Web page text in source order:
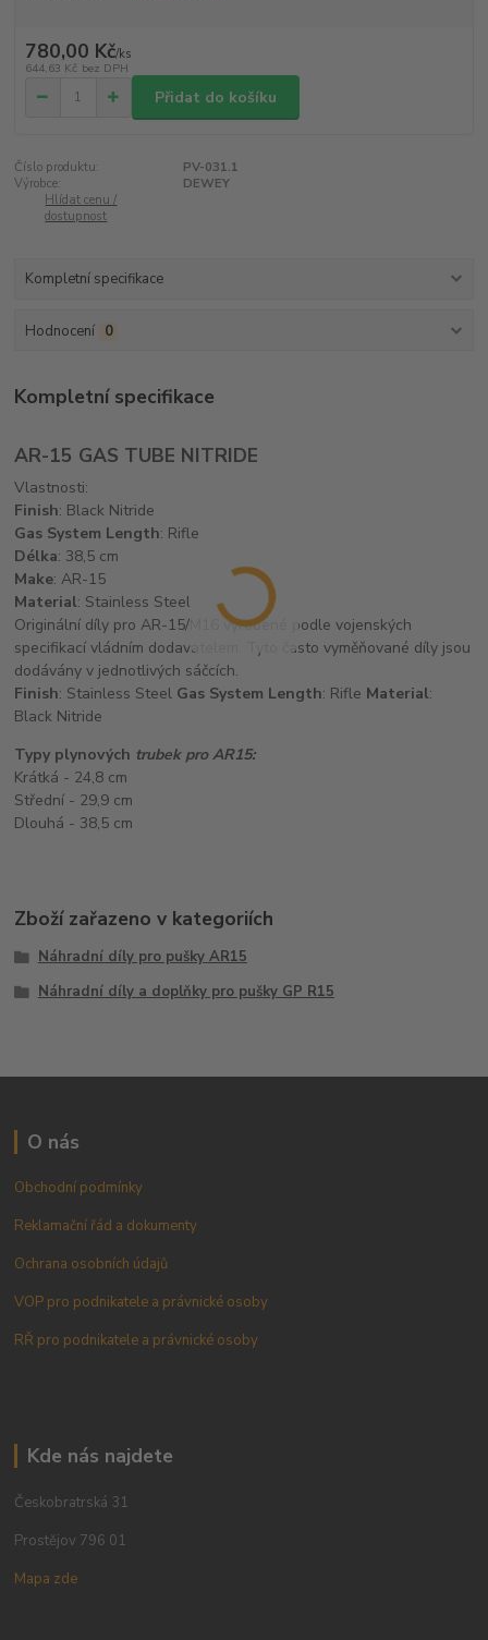
780,00 Kč/ks
644,63 Kč bez DPH
Přidat do košíku
Číslo produktu:
PV-031.1
Výrobce:
DEWEY
Hlídat cenu /
dostupnost
Kompletní specifikace
Hodnocení 0
Kompletní specifikace
AR-15 GAS TUBE NITRIDE
Vlastnosti:
Finish: Black Nitride
Gas System Length: Rifle
Délka: 38,5 cm
Make: AR-15
Material: Stainless Steel
Originální díly pro AR-15/M16 vyrobené podle vojenských
specifikací vládním dodavatelem. Tyto často vyměňované díly jsou
dodávány v jednotlivých sáčcích.
Finish: Stainless Steel Gas System Length: Rifle Material:
Black Nitride
Typy plynových trubek pro AR15:
Krátká - 24,8 cm
Střední - 29,9 cm
Dlouhá - 38,5 cm
Zboží zařazeno v kategoriích
Náhradní díly pro pušky AR15
Náhradní díly a doplňky pro pušky GP R15
O nás
Obchodní podmínky
Reklamační řád a dokumenty
Ochrana osobních údajů
VOP pro podnikatele a právnické osoby
RŘ pro podnikatele a právnické osoby
Kde nás najdete
Českobratrská 31
Prostějov 796 01
Mapa zde